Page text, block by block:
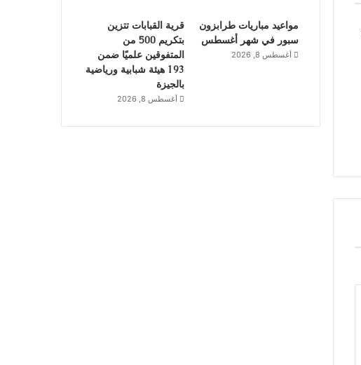
مواعيد مباريات طرابزون
سبور في شهر أغسطس
أغسطس 8, 2026
قرية القبابات تتزين
بتكريم 500 من
المتفوقين علميًا ضمن
193 هيئة شبابية ورياضية
بالجيزة
أغسطس 8, 2026